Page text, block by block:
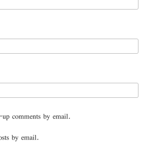
comments by email.
by email.